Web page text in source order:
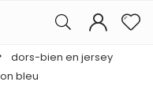
dors-bien en jersey
bleu